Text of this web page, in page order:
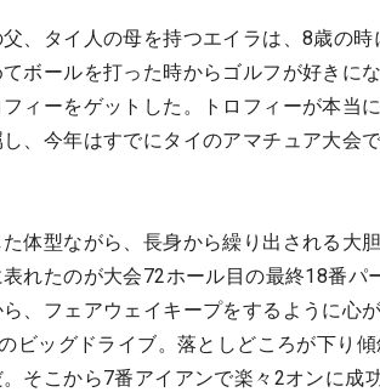
、タイ人の母を持つエイラは、8歳の
ボールを打った時からゴルフが好きに
ィーをゲットした。トロフィーが本当
、今年はすでにタイのアマチュア大会
体型ながら、長身から繰り出される大
れたのが大会72ホール目の最終18番
ら、フェアウェイキープをするように心
ビッグドライブ。 落としどころが下り
そこから7番アイアンで楽々2オンに成